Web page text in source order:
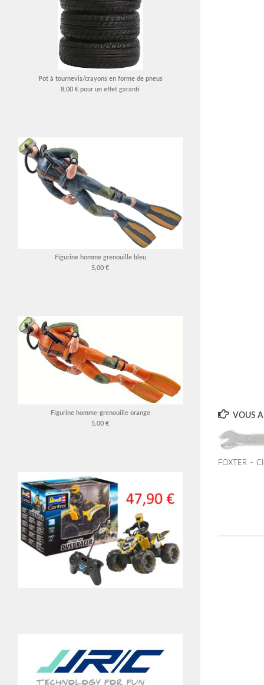
VOUS
FOXTER –
Pot à tournevis/crayons en forme de pneus
8,00 € pour un effet garanti
Figurine homme grenouille bleu
5,00 €
Figurine homme-grenouille orange
5,00 €